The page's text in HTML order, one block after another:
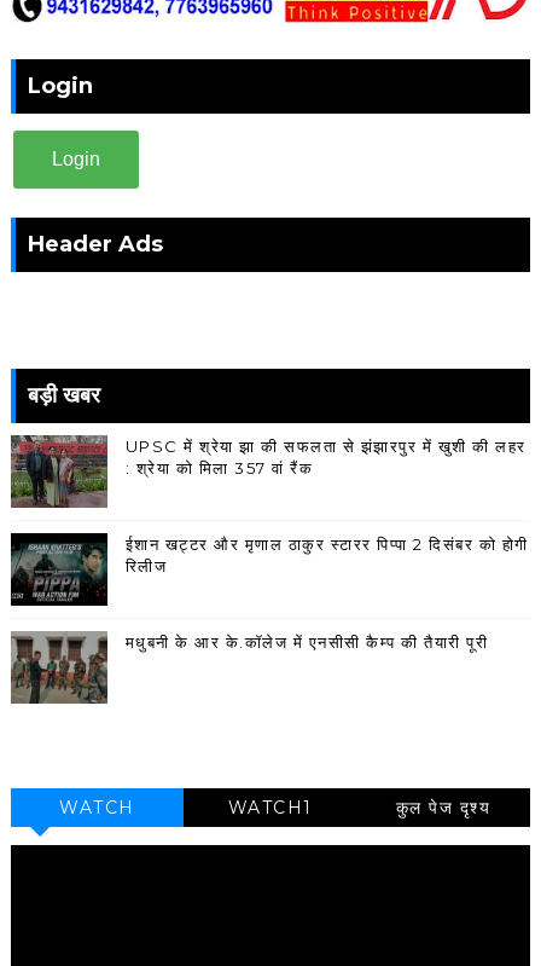
Login
Login
Header Ads
बड़ी खबर
UPSC में श्रेया झा की सफलता से झंझारपुर में खुशी की लहर
: श्रेया को मिला 357 वां रैंक
ईशान खट्टर और मृणाल ठाकुर स्टारर पिप्पा 2 दिसंबर को होगी
रिलीज
मधुबनी के आर के.कॉलेज में एनसीसी कैम्प की तैयारी पूरी
WATCH WATCH1 कुल पेज दृश्य